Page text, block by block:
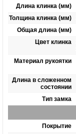
Длина клинка (мм)
Толщина клинка (мм)
Общая длина (мм)
Цвет клинка
Материал рукоятки
Длина в сложенном
состоянии
Тип замка
Покрытие